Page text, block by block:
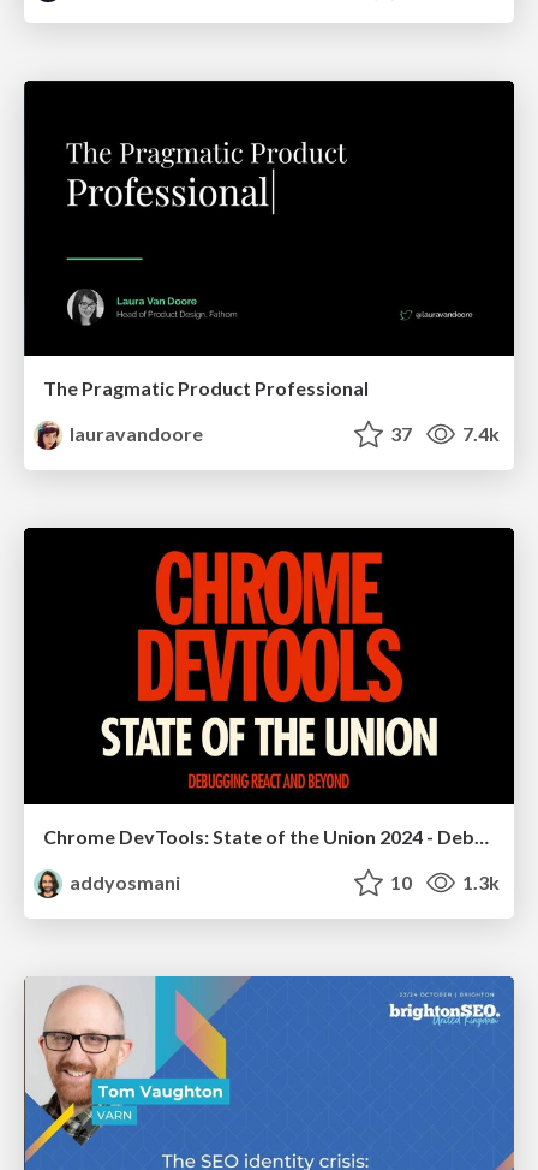
The Pragmatic Product Professional
lauravandoore
37 7.4k
Chrome DevTools: State of the Union 2024 - Debugging React & Beyond
addyosmani
10 1.3k